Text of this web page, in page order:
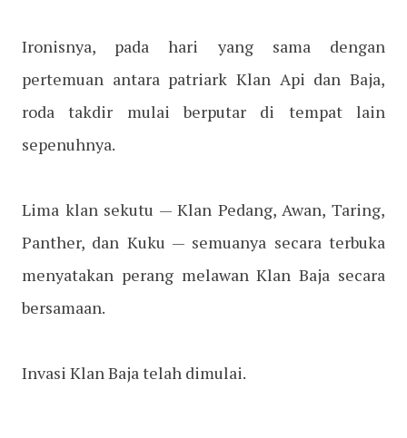
Ironisnya, pada hari yang sama dengan
pertemuan antara patriark Klan Api dan Baja,
roda takdir mulai berputar di tempat lain
sepenuhnya.
Lima klan sekutu — Klan Pedang, Awan, Taring,
Panther, dan Kuku — semuanya secara terbuka
menyatakan perang melawan Klan Baja secara
bersamaan.
Invasi Klan Baja telah dimulai.